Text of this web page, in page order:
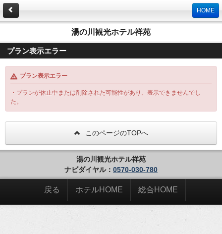
HOME
湯の川観光ホテル祥苑
プラン表示エラー
プラン表示エラー
・プランが休止中または削除された可能性があり、表示できませんでし
た。
このページのTOPへ
湯の川観光ホテル祥苑
ナビダイヤル： 0570-030-780
戻る ホテルHOME 総合HOME